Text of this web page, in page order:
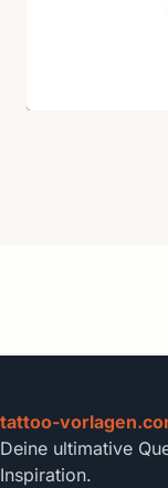
tattoo-
Deine ultimative
Inspiration.